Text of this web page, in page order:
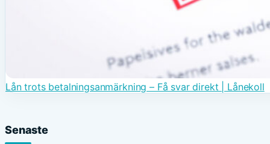
Lån trots betalningsanmärkning – Få svar direkt | Lånekoll
Senaste